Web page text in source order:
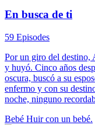
En busca de ti
59 Episodes
Por un giro del destino,
y huyó. Cinco años
oscura, buscó a su
enfermo y con su
noche, ninguno
Bebé Huir con un bebé.